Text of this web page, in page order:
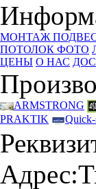
МОНТАЖ
ПОТОЛОК ФОТО
ЦЕНЫ О НАС
ARMSTRONG
PRAKTIK
Quick-
Адрес: